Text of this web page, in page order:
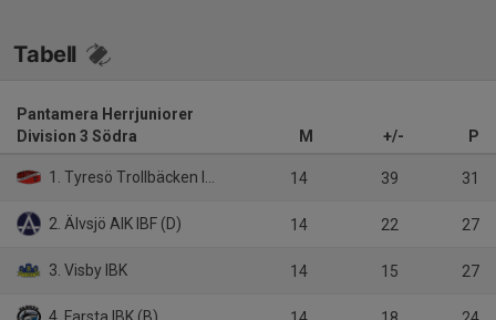
Tabell
Pantamera Herrjuniorer
Division 3 Södra
M +/- P
1. Tyresö Trollbäcken IBK 14 39 31
2. Älvsjö AIK IBF (D) 14 22 27
3. Visby IBK 14 15 27